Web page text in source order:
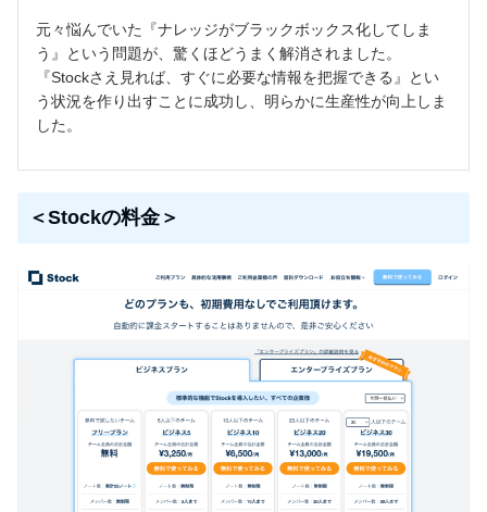
元々悩んでいた『ナレッジがブラックボックス化してしま
う』という問題が、驚くほどうまく解消されました。
『Stockさえ見れば、すぐに必要な情報を把握できる』とい
う状況を作り出すことに成功し、明らかに生産性が向上しま
した。
＜Stockの料金＞